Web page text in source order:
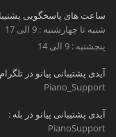
ساعت های پاسخگویی
شنبه تا چهارشنبه : 9 الی 17
پنجشنبه : 9 الی 14
آیدی پشتیبانی پیانو در
Piano_Support
آیدی پشتیبانی پیانو در بله :
PianoSupport